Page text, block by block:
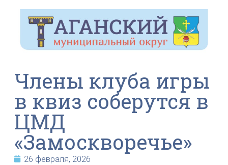
Члены клуба игры
в квиз соберутся в
ЦМД
«Замоскворечье»
26 февраля, 2026